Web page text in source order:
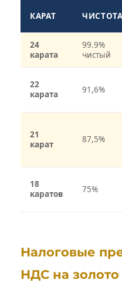
КАРАТ
24
карата
99.9%
чистый
22
карата
91,6%
21
карат
87,5%
18
каратов
75%
Налоговые
НДС на золото